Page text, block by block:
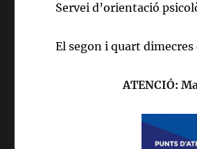
Servei d’orientació
El segon i quart dimecres
ATENCIÓ: